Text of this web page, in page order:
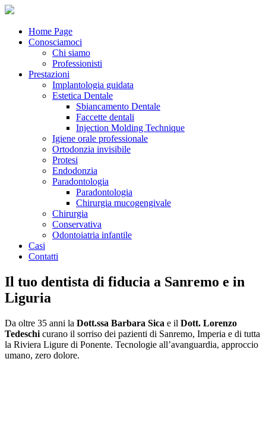
Home Page
Conosciamoci
Chi siamo
Professionisti
Prestazioni
Implantologia guidata
Estetica Dentale
Sbiancamento Dentale
Faccette dentali
Injection Molding Technique
Igiene orale professionale
Ortodonzia invisibile
Protesi
Endodonzia
Paradontologia
Paradontologia
Chirurgia mucogengivale
Chirurgia
Conservativa
Odontoiatria infantile
Casi
Contatti
Il tuo dentista di fiducia a Sanremo e in
Liguria
Da oltre 35 anni la Dott.ssa Barbara Sica e il Dott. Lorenzo
Tedeschi curano il sorriso dei pazienti di Sanremo, Imperia e di tutta
la Riviera Ligure di Ponente. Tecnologie all’avanguardia, approccio
umano, zero dolore.